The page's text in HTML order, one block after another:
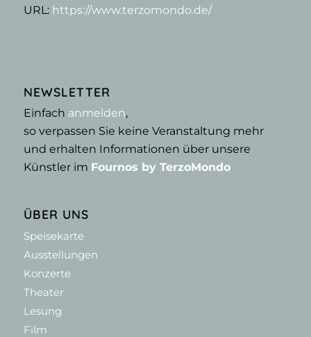
URL: https://www.terzomondo.de/
NEWSLETTER
Einfach anmelden,
so verpassen Sie keine Veranstaltung mehr
und erhalten Informationen über unsere
Künstler im Fournos by TerzoMondo
ÜBER UNS
Speisekarte
Ausstellungen
Konzerte
Theater
Lesung
Film